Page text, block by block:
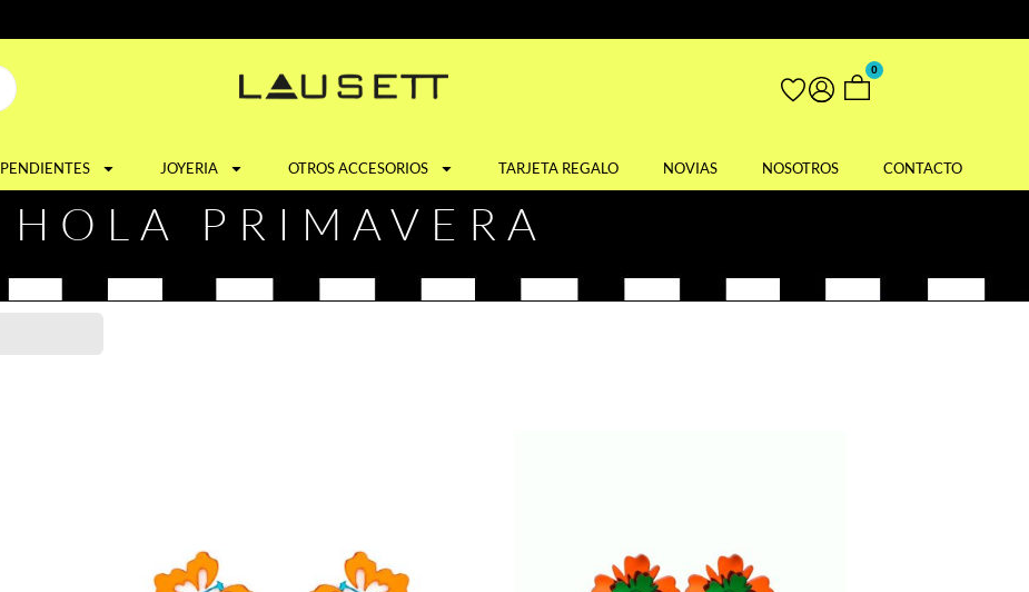
0
PENDIENTES JOYERIA OTROS ACCESORIOS TARJETA REGALO NOVIAS NOSOTROS CONTACTO
HOLA PRIMAVERA